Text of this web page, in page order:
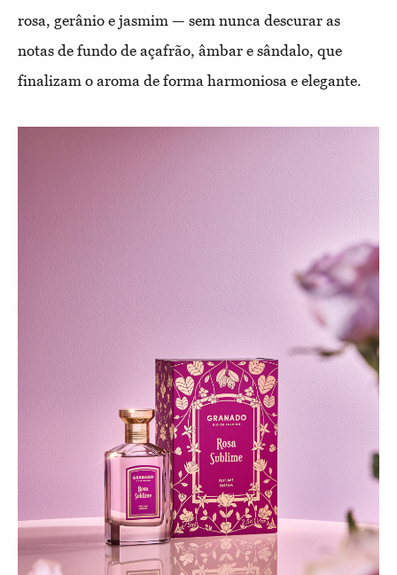
rosa, gerânio e jasmim — sem nunca descurar as
notas de fundo de açafrão, âmbar e sândalo, que
finalizam o aroma de forma harmoniosa e elegante.